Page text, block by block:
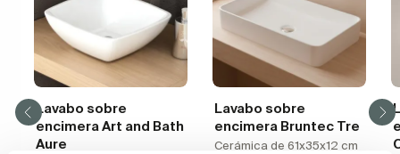
Lavabo sobre
encimera Art and Bath
Aure
Lavabo sobre
encimera Bruntec Tre
Cerámica de 61x35x12 cm